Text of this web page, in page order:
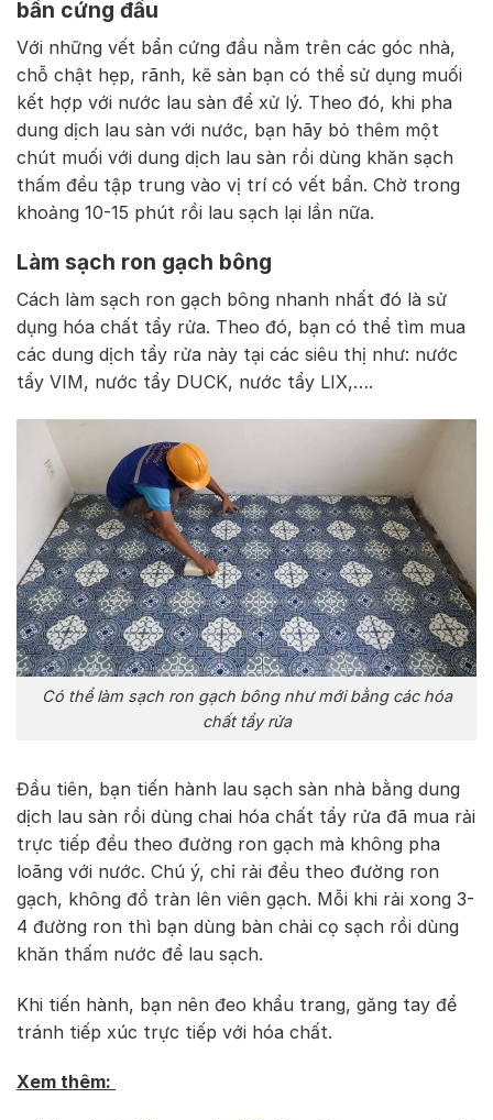
bẩn cứng đầu
Với những vết bẩn cứng đầu nằm trên các góc nhà,
chỗ chật hẹp, rãnh, kẽ sàn bạn có thể sử dụng muối
kết hợp với nước lau sàn để xử lý. Theo đó, khi pha
dung dịch lau sàn với nước, bạn hãy bỏ thêm một
chút muối với dung dịch lau sàn rồi dùng khăn sạch
thấm đều tập trung vào vị trí có vết bẩn. Chờ trong
khoảng 10-15 phút rồi lau sạch lại lần nữa.
Làm sạch ron gạch bông
Cách làm sạch ron gạch bông nhanh nhất đó là sử
dụng hóa chất tẩy rửa. Theo đó, bạn có thể tìm mua
các dung dịch tẩy rửa này tại các siêu thị như: nước
tẩy VIM, nước tẩy DUCK, nước tẩy LIX,….
Có thể làm sạch ron gạch bông như mới bằng các hóa
chất tẩy rửa
Đầu tiên, bạn tiến hành lau sạch sàn nhà bằng dung
dịch lau sàn rồi dùng chai hóa chất tẩy rửa đã mua rải
trực tiếp đều theo đường ron gạch mà không pha
loãng với nước. Chú ý, chỉ rải đều theo đường ron
gạch, không đổ tràn lên viên gạch. Mỗi khi rải xong 3-
4 đường ron thì bạn dùng bàn chải cọ sạch rồi dùng
khăn thấm nước để lau sạch.
Khi tiến hành, bạn nên đeo khẩu trang, găng tay để
tránh tiếp xúc trực tiếp với hóa chất.
Xem thêm: